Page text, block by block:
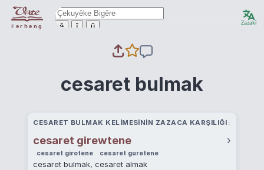
Ferheng ê î û Zazakî
cesaret bulmak
CESARET BULMAK KELIMESININ ZAZACA KARŞILIĞI
cesaret girewtene ›
cesaret girotene cesaret guretene
cesaret bulmak, cesaret almak